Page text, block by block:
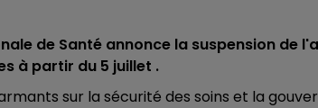
de Santé annonce la suspension de
à partir du 5 juillet .
sur la sécurité des soins et la